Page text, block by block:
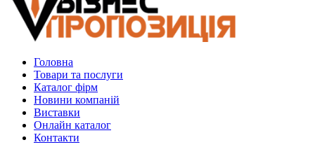
Головна
Товари та послуги
Каталог фірм
Новини компаній
Виставки
Онлайн каталог
Контакти